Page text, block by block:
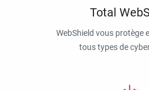
Total
WebShield vous protège
tous types de